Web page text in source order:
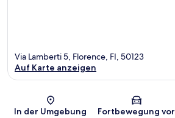
Karte
Via Lamberti 5, Florence, FI, 50123
Auf Karte anzeigen
In der Umgebung
Fortbewegung vor